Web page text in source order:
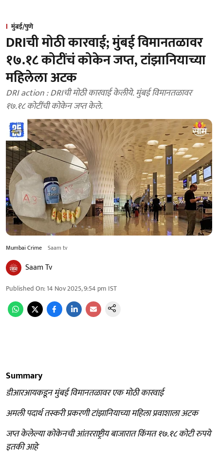
मुंबई/पुणे
DRIची मोठी कारवाई; मुंबई विमानतळावर
१७.१८ कोटींचं कोकेन जप्त, टांझानियाच्या
महिलेला अटक
DRI action : DRIची मोठी कारवाई केलीये. मुंबई विमानतळावर
१७.१८ कोटींची कोकेन जप्त केले.
Mumbai Crime Saam tv
Saam Tv
Published On:14 Nov 2025, 9:54 pm IST
Summary
डीआरआयकडून मुंबई विमानतळावर एक मोठी कारवाई
अमली पदार्थ तस्करी प्रकरणी टांझानियाच्या महिला प्रवाशाला अटक
जप्त केलेल्या कोकेनची आंतरराष्ट्रीय बाजारात किंमत १७.१८ कोटी रुपये
इतकी आहे